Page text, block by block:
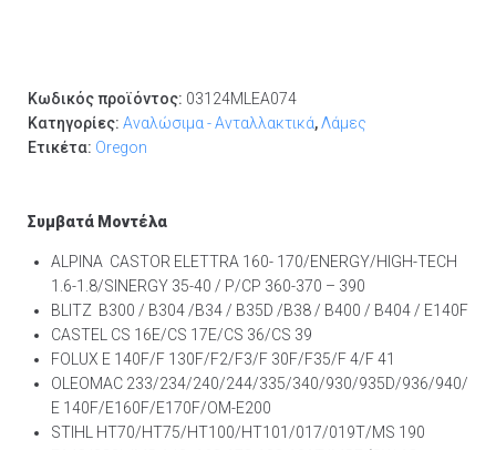
Κωδικός προϊόντος: 03124MLEA074
Κατηγορίες: Αναλώσιμα - Ανταλλακτικά,Λάμες
Ετικέτα: Oregon
Συμβατά Μοντέλα
ALPINA CASTOR ELETTRA 160- 170/ENERGY/HIGH-TECH
1.6-1.8/SINERGY 35-40 / P/CP 360-370 – 390
BLITZ B300 / B304 /B34 / B35D /B38 / B400 / B404 / E140F
CASTEL CS 16E/CS 17E/CS 36/CS 39
FOLUX E 140F/F 130F/F2/F3/F 30F/F35/F 4/F 41
OLEOMAC 233/234/240/244/335/340/930/935D/936/940/
E 140F/E160F/E170F/OM-E200
STIHL HT70/HT75/HT100/HT101/017/019T/MS 190